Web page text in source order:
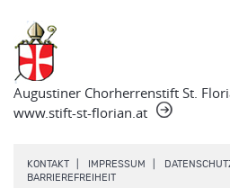
Augustiner Chorherrenstift St.
www.stift-st-florian.at
KONTAKT IMPRESSUM
BARRIEREFREIHEIT.